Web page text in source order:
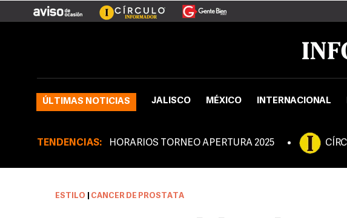
ÚLTIMAS NOTICIAS JALISCO MÉXICO INTERNACIONAL
TENDENCIAS: HORARIOS TORNEO APERTURA 2025
ESTILO CÁNCER DE PRÓSTATA